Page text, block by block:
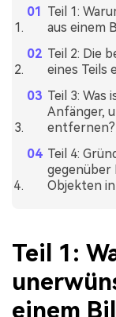
Teil 1:
aus einem
Teil 2: Die
eines Teils
Teil 3:
Anfänger,
entfernen?
Teil 4:
Objekten
Teil 1:
einem